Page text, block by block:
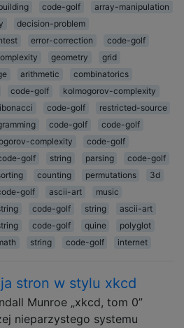
code-golf
array-manipulation
decision-problem
error-correction
code-golf
geometry
grid
arithmetic
combinatorics
code-golf
kolmogorov-complexity
code-golf
restricted-source
code-golf
code-golf
complexity
code-golf
golf string parsing
code-golf
counting permutations
3d
golf ascii-art
music
code-golf string
ascii-art
code-golf quine
polyglot
string code-golf internet
stron w stylu xkcd
Munroe „xkcd, tom 0”
nieparzystego systemu